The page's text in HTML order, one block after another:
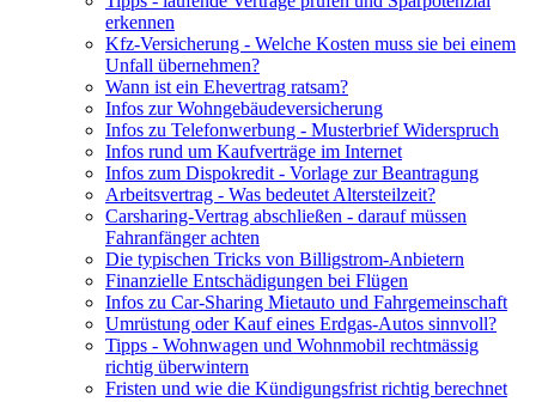
erkennen
Kfz-Versicherung - Welche Kosten muss sie bei einem
Unfall übernehmen?
Wann ist ein Ehevertrag ratsam?
Infos zur Wohngebäudeversicherung
Infos zu Telefonwerbung - Musterbrief Widerspruch
Infos rund um Kaufverträge im Internet
Infos zum Dispokredit - Vorlage zur Beantragung
Arbeitsvertrag - Was bedeutet Altersteilzeit?
Carsharing-Vertrag abschließen - darauf müssen
Fahranfänger achten
Die typischen Tricks von Billigstrom-Anbietern
Finanzielle Entschädigungen bei Flügen
Infos zu Car-Sharing Mietauto und Fahrgemeinschaft
Umrüstung oder Kauf eines Erdgas-Autos sinnvoll?
Tipps - Wohnwagen und Wohnmobil rechtmässig
richtig überwintern
Fristen und wie die Kündigungsfrist richtig berechnet